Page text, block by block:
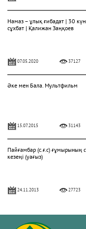
Намаз – ұлық ғибадат | 30
сұхбат | Қалижан Заңқоев
07.05.2020 37127
Әке мен Бала. Мультфильм
15.07.2015 31143
Пайғамбар (с.ғ.с) ғұмырының
кезеңі (уағыз)
24.11.2013 27723
"Фатиха" сүресі